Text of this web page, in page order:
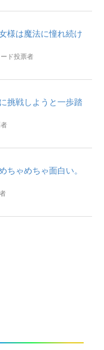
様は魔法に憧れ続け
ド投票者
挑戦しようと一歩踏
ちゃめちゃ面白い。